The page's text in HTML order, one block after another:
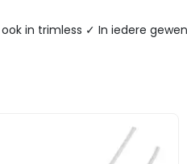
in trimless ✓ In iedere